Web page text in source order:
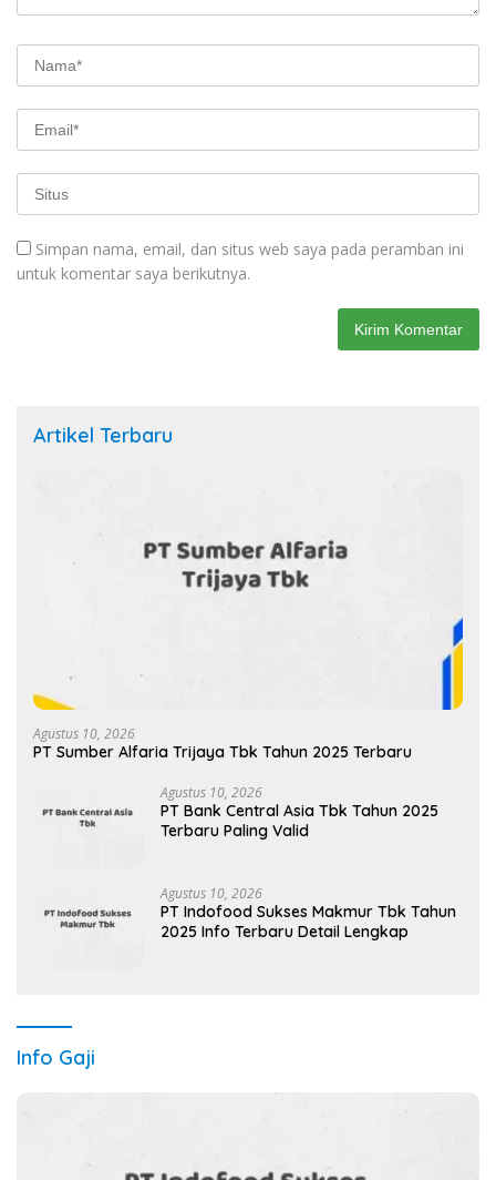
Simpan nama, email, dan situs web saya pada peramban ini
untuk komentar saya berikutnya.
Artikel Terbaru
Agustus 10, 2026
PT Sumber Alfaria Trijaya Tbk Tahun 2025 Terbaru
Agustus 10, 2026
PT Bank Central Asia Tbk Tahun 2025
Terbaru Paling Valid
Agustus 10, 2026
PT Indofood Sukses Makmur Tbk Tahun
2025 Info Terbaru Detail Lengkap
Info Gaji